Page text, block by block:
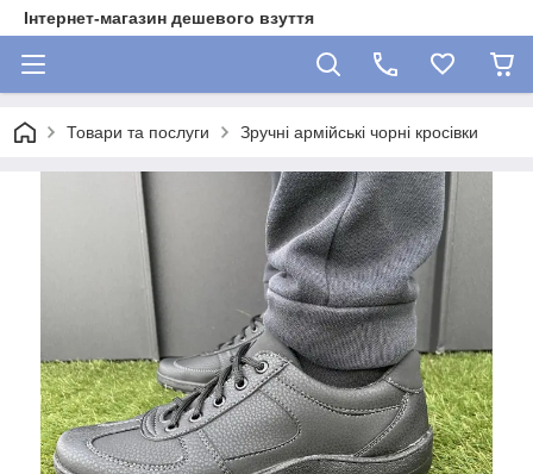
Інтернет-магазин дешевого взуття
Товари та послуги Зручні армійські чорні кросівки